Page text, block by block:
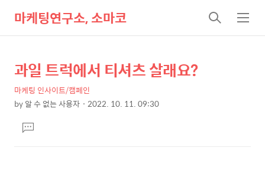
마케팅연구소, 소마코
검
색
메
뉴
상
세
컨
텐
츠
본
제
목
과일 트럭에서 티셔츠 살래요?
마케팅 인사이트/캠페인
by알 수 없는 사용자 2022. 10. 11. 09:30
문댓
글